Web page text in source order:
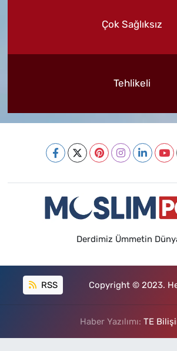
Çok Sağlıksız
Tehlikeli
Derdimiz Ümmetin
RSS Copyright © 2023.
Haber Yazılımı: TE